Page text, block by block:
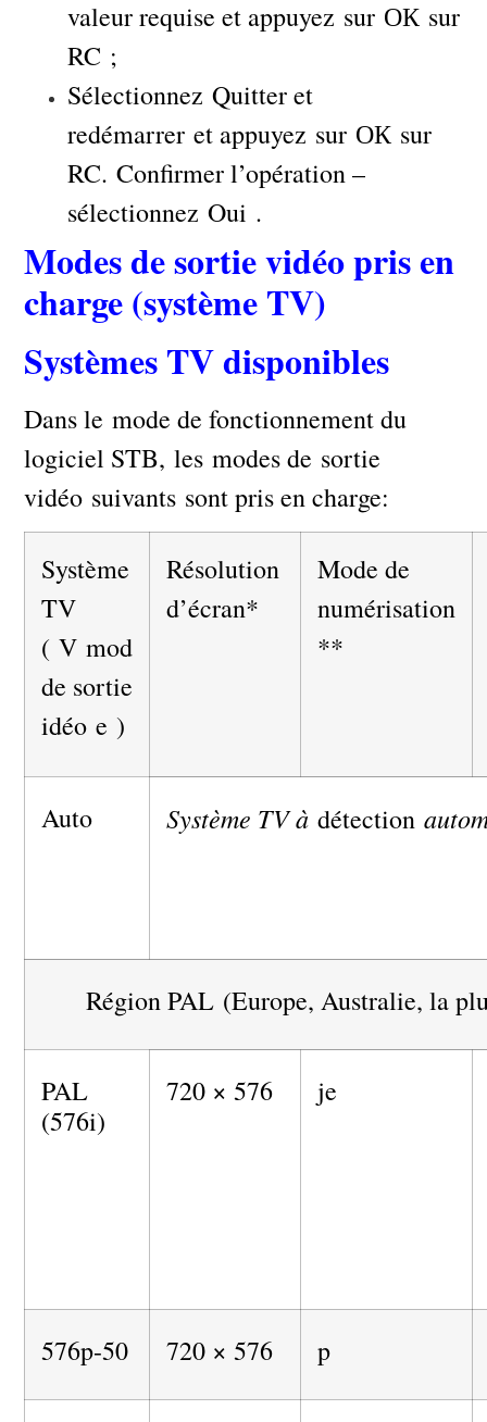
valeur requise et appuyez sur ОК sur
RC ;
Sélectionnez Quitter et
redémarrer et appuyez sur ОК sur
RC. Confirmer l’opération –
sélectionnez Oui .
Modes de sortie vidéo pris en
charge (système TV)
Systèmes TV disponibles
Dans le mode de fonctionnement du
logiciel STB, les modes de sortie
vidéo suivants sont pris en charge:
Système
TV
( V mod
de sortie
idéo e )
Résolution
d’écran*
Mode de
numérisation
**
Auto Système TV à détection
Région PAL (Europe, Australie, la
PAL
(576i)
720 × 576 je
576p-50 720 × 576 p